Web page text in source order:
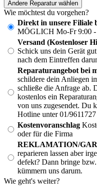
Andere Reparatur wählen
Wie möchtest du vorgehen?
Direkt in unsere Filiale
MÖGLICH Mo-Fr 9:00 -
Versand (Kostenloser
Schick uns dein Gerät
nach dem Eintreffen
Reparaturangebot bei
schildere dein Anliegen
schließe die Anfrage ab.
kostenlos ein
von uns zugesendet. Du
Hotline unter 01/
Kostenvoranschlag
oder für die Firma
REKLAMATION/
reparieren lassen aber
defekt? Dann bringe
kümmern uns darum.
Wie geht's weiter?